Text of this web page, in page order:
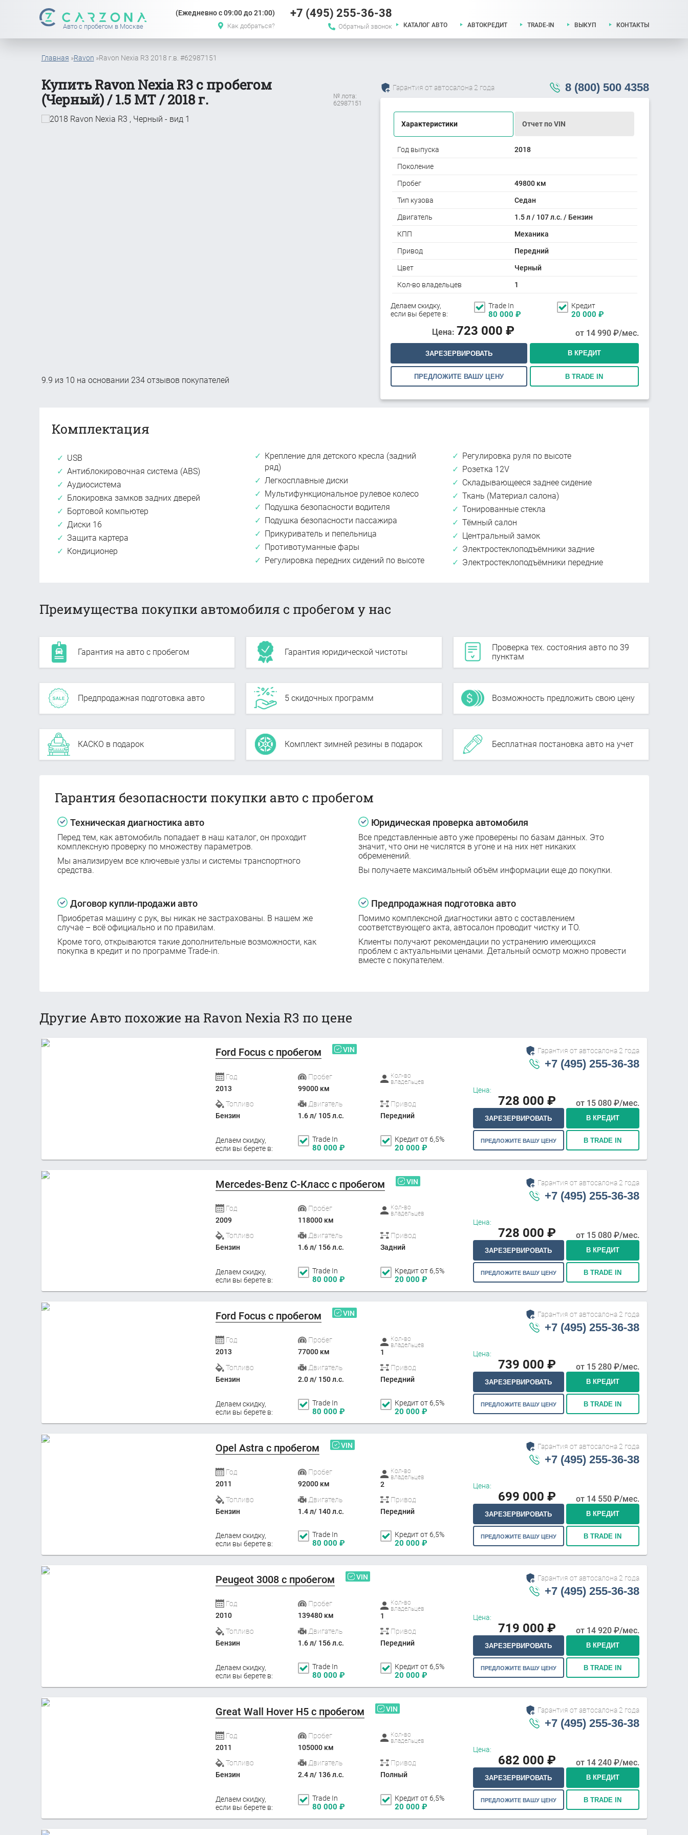
Авто с пробегом в Москве
(Ежедневно с 09:00 до 21:00)
Как добраться?
+7 (495) 255-36-38
Обратный звонок КАТАЛОГ АВТО АВТОКРЕДИТ TRADE-IN ВЫКУП КОНТАКТЫ
Главная »Ravon »Ravon Nexia R3 2018 г.в. #62987151
Купить Ravon Nexia R3 с пробегом
(Черный) / 1.5 MT / 2018 г.
№ лота:
62987151
9.9 из 10 на основании 234отзывов покупателей
Гарантия от автосалона 2 года 8 (800) 500 4358
Характеристики Отчет по VIN
Год выпуска 2018
Поколение
Пробег 49800 км
Тип кузова Седан
Двигатель 1.5 л / 107 л.с. / Бензин
КПП Механика
Привод Передний
Цвет Черный
Кол-во владельцев 1
Делаем скидку,
если вы берете в:
Trade In
80 000 ₽
Кредит
20 000 ₽
Цена: 723 000 ₽ от 14 990₽/мес.
ЗАРЕЗЕРВИРОВАТЬ В КРЕДИТ
ПРЕДЛОЖИТЕ ВАШУ ЦЕНУ В TRADE IN
Комплектация
USB
Антиблокировочная система (ABS)
Аудиосистема
Блокировка замков задних дверей
Бортовой компьютер
Диски 16
Защита картера
Кондиционер
Крепление для детского кресла (задний
ряд)
Легкосплавные диски
Мультифункциональное рулевое колесо
Подушка безопасности водителя
Подушка безопасности пассажира
Прикуриватель и пепельница
Противотуманные фары
Регулировка передних сидений по высоте
Регулировка руля по высоте
Розетка 12V
Складывающееся заднее сидение
Ткань (Материал салона)
Тонированные стекла
Тёмный салон
Центральный замок
Электростеклоподъёмники задние
Электростеклоподъёмники передние
Преимущества покупки автомобиля с пробегом у нас
Гарантия на авто с пробегом Гарантия юридической чистоты
Проверка тех. состояния авто по 39
пунктам
Предпродажная подготовка авто 5 скидочных программ Возможность предложить свою цену
КАСКО в подарок Комплект зимней резины в подарок Бесплатная постановка авто на учет
Гарантия безопасности покупки авто с пробегом
Техническая диагностика авто
Перед тем, как автомобиль попадает в наш каталог, он проходит
комплексную проверку по множеству параметров.
Мы анализируем все ключевые узлы и системы транспортного
средства.
Юридическая проверка автомобиля
Все представленные авто уже проверены по базам данных. Это
значит, что они не числятся в угоне и на них нет никаких
обременений.
Вы получаете максимальный объём информации еще до покупки.
Договор купли-продажи авто
Приобретая машину с рук, вы никак не застрахованы. В нашем же
случае – всё официально и по правилам.
Кроме того, открываются такие дополнительные возможности, как
покупка в кредит и по программе Trade-in.
Предпродажная подготовка авто
Помимо комплексной диагностики авто с составлением
соответствующего акта, автосалон проводит чистку и ТО.
Клиенты получают рекомендации по устранению имеющихся
проблем с актуальными ценами. Детальный осмотр можно провести
вместе с покупателем.
Другие Авто похожие на Ravon Nexia R3 по цене
Ford Focus с пробегом VIN
Год
2013
Пробег
99000 км
Кол-во
владельцев
Топливо
Бензин
Двигатель
1.6 л/ 105 л.с.
Привод
Передний
Делаем скидку,
если вы берете в:
Trade In
80 000 ₽
Кредит от 6,5%
20 000 ₽
Гарантия от автосалона 2 года
+7 (495) 255-36-38
Цена:
728 000 ₽ от 15 080₽/мес.
ЗАРЕЗЕРВИРОВАТЬ В КРЕДИТ
ПРЕДЛОЖИТЕ ВАШУ ЦЕНУ В TRADE IN
Mercedes-Benz C-Класс с пробегом VIN
Год
2009
Пробег
118000 км
Кол-во
владельцев
Топливо
Бензин
Двигатель
1.6 л/ 156 л.с.
Привод
Задний
Делаем скидку,
если вы берете в:
Trade In
80 000 ₽
Кредит от 6,5%
20 000 ₽
Гарантия от автосалона 2 года
+7 (495) 255-36-38
Цена:
728 000 ₽ от 15 080₽/мес.
ЗАРЕЗЕРВИРОВАТЬ В КРЕДИТ
ПРЕДЛОЖИТЕ ВАШУ ЦЕНУ В TRADE IN
Ford Focus с пробегом VIN
Год
2013
Пробег
77000 км
Кол-во
владельцев
1
Топливо
Бензин
Двигатель
2.0 л/ 150 л.с.
Привод
Передний
Делаем скидку,
если вы берете в:
Trade In
80 000 ₽
Кредит от 6,5%
20 000 ₽
Гарантия от автосалона 2 года
+7 (495) 255-36-38
Цена:
739 000 ₽ от 15 280₽/мес.
ЗАРЕЗЕРВИРОВАТЬ В КРЕДИТ
ПРЕДЛОЖИТЕ ВАШУ ЦЕНУ В TRADE IN
Opel Astra с пробегом VIN
Год
2011
Пробег
92000 км
Кол-во
владельцев
2
Топливо
Бензин
Двигатель
1.4 л/ 140 л.с.
Привод
Передний
Делаем скидку,
если вы берете в:
Trade In
80 000 ₽
Кредит от 6,5%
20 000 ₽
Гарантия от автосалона 2 года
+7 (495) 255-36-38
Цена:
699 000 ₽ от 14 550₽/мес.
ЗАРЕЗЕРВИРОВАТЬ В КРЕДИТ
ПРЕДЛОЖИТЕ ВАШУ ЦЕНУ В TRADE IN
Peugeot 3008 с пробегом VIN
Год
2010
Пробег
139480 км
Кол-во
владельцев
1
Топливо
Бензин
Двигатель
1.6 л/ 156 л.с.
Привод
Передний
Делаем скидку,
если вы берете в:
Trade In
80 000 ₽
Кредит от 6,5%
20 000 ₽
Гарантия от автосалона 2 года
+7 (495) 255-36-38
Цена:
719 000 ₽ от 14 920₽/мес.
ЗАРЕЗЕРВИРОВАТЬ В КРЕДИТ
ПРЕДЛОЖИТЕ ВАШУ ЦЕНУ В TRADE IN
Great Wall Hover H5 с пробегом VIN
Год
2011
Пробег
105000 км
Кол-во
владельцев
Топливо
Бензин
Двигатель
2.4 л/ 136 л.с.
Привод
Полный
Делаем скидку,
если вы берете в:
Trade In
80 000 ₽
Кредит от 6,5%
20 000 ₽
Гарантия от автосалона 2 года
+7 (495) 255-36-38
Цена:
682 000 ₽ от 14 240₽/мес.
ЗАРЕЗЕРВИРОВАТЬ В КРЕДИТ
ПРЕДЛОЖИТЕ ВАШУ ЦЕНУ В TRADE IN